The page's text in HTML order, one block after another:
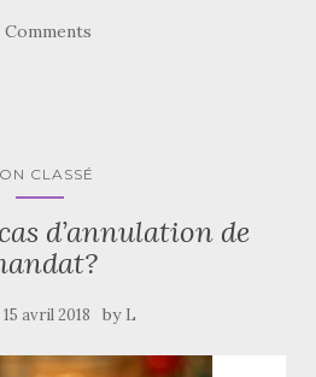
Comments
CLASSÉ
d’annulation de
15 avril 2018 by L